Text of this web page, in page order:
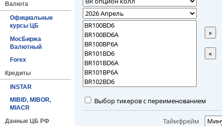
Валюта
Официальные
курсы ЦБ
МосБиржа
Валютный
Forex
Кредиты
INSTAR
MIBID, MIBOR,
MIACR
Данные ЦБ РФ
»
«
Выбор тикеров с переименованием
Таймфрейм